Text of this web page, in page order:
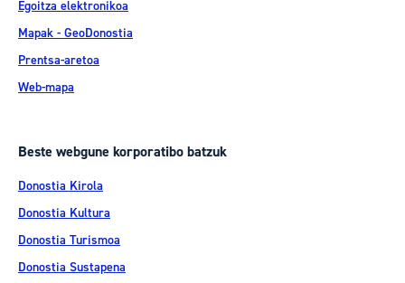
Egoitza elektronikoa
Mapak - GeoDonostia
Prentsa-aretoa
Web-mapa
Beste webgune korporatibo batzuk
Donostia Kirola
Donostia Kultura
Donostia Turismoa
Donostia Sustapena